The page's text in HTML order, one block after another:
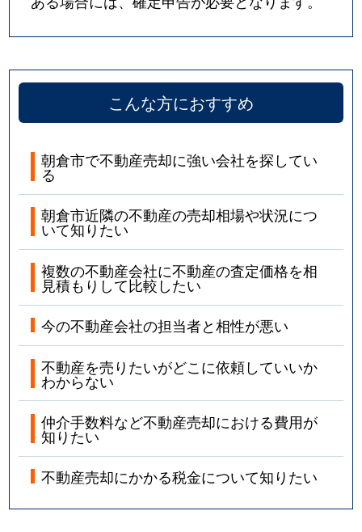
こんな方におすすめ
朝倉市で不動産売却に強い会社を探してい
る
朝倉市近隣の不動産の売却相場や状況につ
いて知りたい
複数の不動産会社に不動産の査定価格を相
見積もりして比較したい
今の不動産会社の担当者と相性が悪い
不動産を売りたいがどこに依頼していいか
わからない
仲介手数料など不動産売却における費用が
知りたい
不動産売却にかかる税金について知りたい